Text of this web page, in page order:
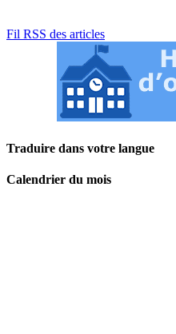
Fil RSS des articles
Traduire dans votre langue
Calendrier du mois